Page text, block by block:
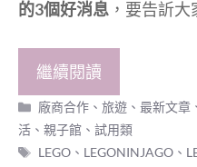
的3個好消息 ，要告訢大
繼續閱讀
分
類
廠商合作 、旅遊 、最新文章
活 、 親子館 、 試用類
標
LEGO 、 LEGONINJAGO 、